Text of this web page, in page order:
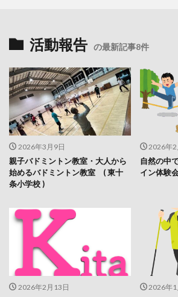
活動報告 の最新記事8件
2026年3月9日
親子バドミントン教室・大人から
始めるバドミントン教室 ( 東十
条小学校 )
2026年2
自然の中
イン体験
2026年2月13日 2026年1